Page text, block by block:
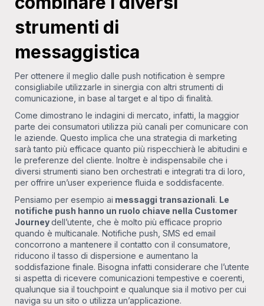
strumenti di
messaggistica
Per ottenere il meglio dalle push notification è sempre
consigliabile utilizzarle in sinergia con altri strumenti di
comunicazione, in base al target e al tipo di finalità.
Come dimostrano le indagini di mercato, infatti, la maggior
parte dei consumatori utilizza più canali per comunicare con
le aziende. Questo implica che una strategia di marketing
sarà tanto più efficace quanto più rispecchierà le abitudini e
le preferenze del cliente. Inoltre è indispensabile che i
diversi strumenti siano ben orchestrati e integrati tra di loro,
per offrire un’user experience fluida e soddisfacente.
Pensiamo per esempio ai messaggi transazionali. Le
notifiche push hanno un ruolo chiave nella Customer
Journeydell’utente, che è molto più efficace proprio
quando è multicanale. Notifiche push, SMS ed email
concorrono a mantenere il contatto con il consumatore,
riducono il tasso di dispersione e aumentano la
soddisfazione finale. Bisogna infatti considerare che l’utente
si aspetta di ricevere comunicazioni tempestive e coerenti,
qualunque sia il touchpoint e qualunque sia il motivo per cui
naviga su un sito o utilizza un’applicazione.